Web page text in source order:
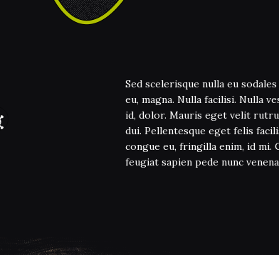
Sed scelerisque nulla eu
eu, magna. Nulla facilisi. Nulla
id, dolor. Mauris eget velit
dui. Pellentesque eget felis
congue eu, fringilla enim, id mi.
feugiat sapien pede nunc